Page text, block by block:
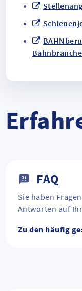
FAQ
Sie haben
Antworten auf
Zu den häufig